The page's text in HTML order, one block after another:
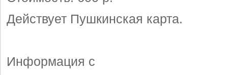
Действует Пушкинская карта.
Информация с